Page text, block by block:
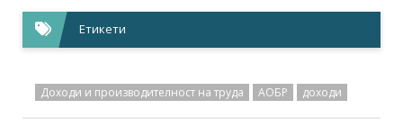
Етикети
Доходи и производителност на труда АОБР доходи